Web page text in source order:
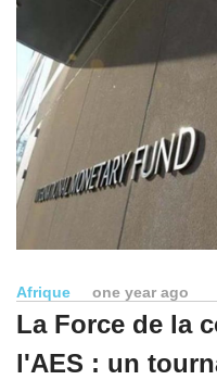
Afrique one year ago
La Force de la
l'AES : un